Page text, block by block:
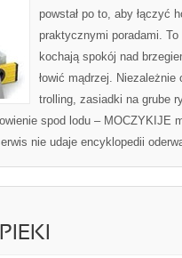
powstał po to, aby łączyć
praktycznymi poradami.
kochają spokój nad
łowić mądrzej.
trolling, zasiadki na grube
spod lodu – MOCZYKIJE
nie udaje encyklopedii